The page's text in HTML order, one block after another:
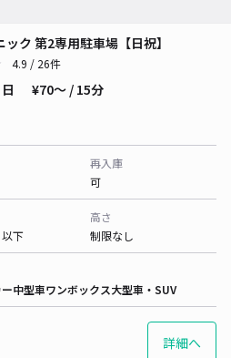
ク 第2専用駐車場【日祝】
4.9 / 26件
¥70〜 / 15分
再入庫
可
下
高さ
制限なし
中型車ワンボックス大型車・SUV
詳細へ